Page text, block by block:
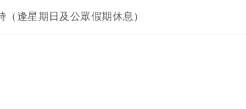
逢星期日及公眾假期休息）